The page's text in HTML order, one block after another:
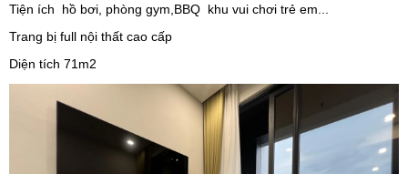
Tiện ích hồ bơi, phòng gym,BBQ khu vui chơi trẻ em...
Trang bị full nội thất cao cấp
Diện tích 71m2